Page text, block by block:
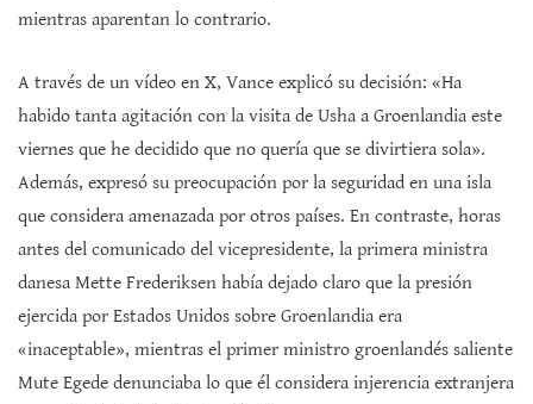
mientras aparentan lo contrario.
A través de un vídeo en X, Vance explicó su decisión: «Ha
habido tanta agitación con la visita de Usha a Groenlandia este
viernes que he decidido que no quería que se divirtiera sola».
Además, expresó su preocupación por la seguridad en una isla
que considera amenazada por otros países. En contraste, horas
antes del comunicado del vicepresidente, la primera ministra
danesa Mette Frederiksen había dejado claro que la presión
ejercida por Estados Unidos sobre Groenlandia era
«inaceptable», mientras el primer ministro groenlandés saliente
Mute Egede denunciaba lo que él considera injerencia extranjera